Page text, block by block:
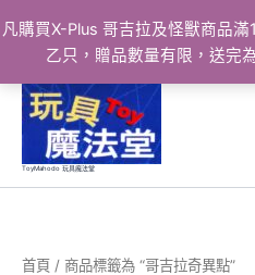
凡購買X-Plus 哥吉拉及怪獸商品
乙只，贈品數量有限，送完
ToyMahodo 玩具魔法堂
首頁 / 商品標籤為 “哥吉拉奇異點”